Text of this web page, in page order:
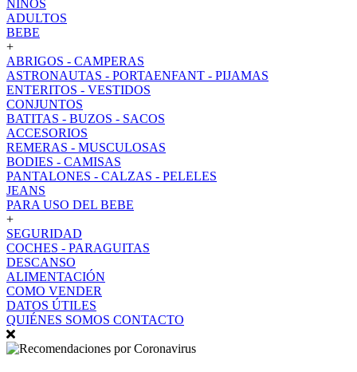
NIÑOS
ADULTOS
BEBE
+
ABRIGOS - CAMPERAS
ASTRONAUTAS - PORTAENFANT - PIJAMAS
ENTERITOS - VESTIDOS
CONJUNTOS
BATITAS - BUZOS - SACOS
ACCESORIOS
REMERAS - MUSCULOSAS
BODIES - CAMISAS
PANTALONES - CALZAS - PELELES
JEANS
PARA USO DEL BEBE
+
SEGURIDAD
COCHES - PARAGUITAS
DESCANSO
ALIMENTACIÓN
COMO VENDER
DATOS ÚTILES
QUIÉNES SOMOS CONTACTO